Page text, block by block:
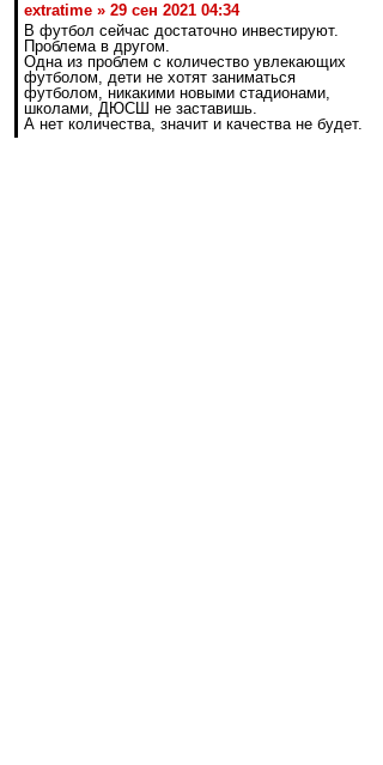
extratime » 29 сен 2021 04:34
В футбол сейчас достаточно инвестируют.
Проблема в другом.
Одна из проблем с количество увлекающих
футболом, дети не хотят заниматься
футболом, никакими новыми стадионами,
школами, ДЮСШ не заставишь.
А нет количества, значит и качества не будет.